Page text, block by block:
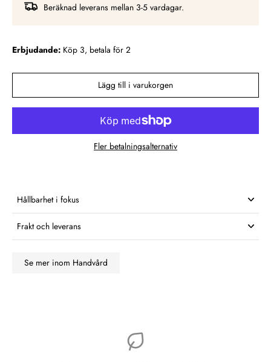
Beräknad leverans mellan 3-5 vardagar.
Erbjudande: Köp 3, betala för 2
Lägg till i varukorgen
Fler betalningsalternativ
Hållbarhet i fokus
Frakt och leverans
Se mer inom Handvård